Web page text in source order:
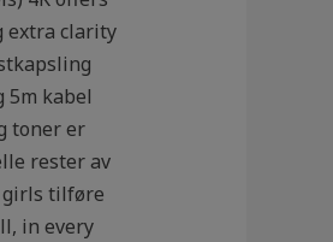
extra clarity
5m kabel
toner er
rester av
girls tilføre
in every